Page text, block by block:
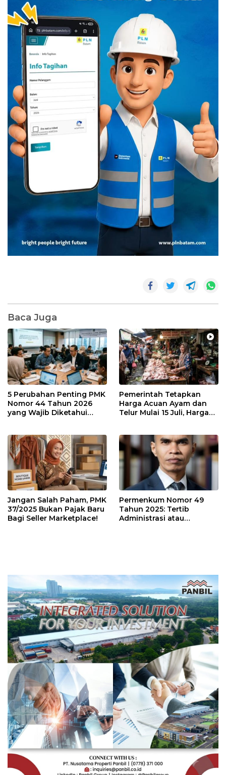
Baca Juga
5 Perubahan Penting PMK
Nomor 44 Tahun 2026
yang Wajib Diketahui
Pemerintah Tetapkan
Harga Acuan Ayam dan
Telur Mulai 15 Juli, Harga
Mahal?
Jangan Salah Paham, PMK
37/2025 Bukan Pajak Baru
Bagi Seller Marketplace!
Permenkum Nomor 49
Tahun 2025: Tertib
Administrasi atau